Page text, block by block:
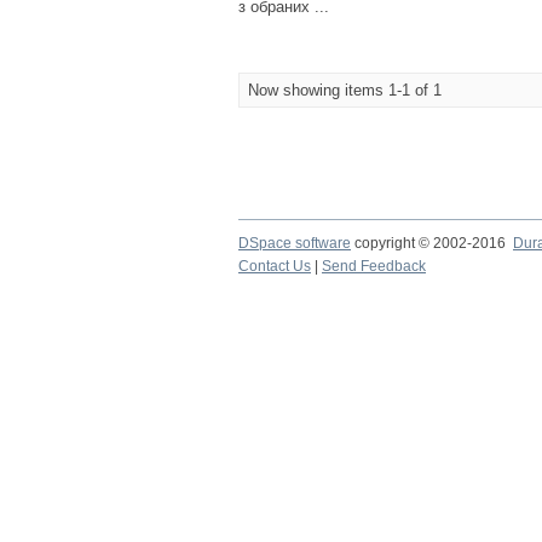
з обраних ...
Now showing items 1-1 of 1
DSpace software copyright © 2002-2016
Contact Us
Send Feedback